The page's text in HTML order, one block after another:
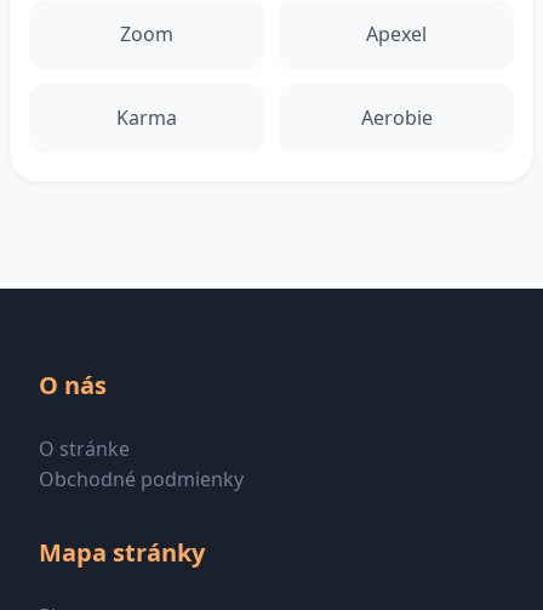
Zoom Apexel
Karma Aerobie
O nás
O stránke
Obchodné podmienky
Mapa stránky